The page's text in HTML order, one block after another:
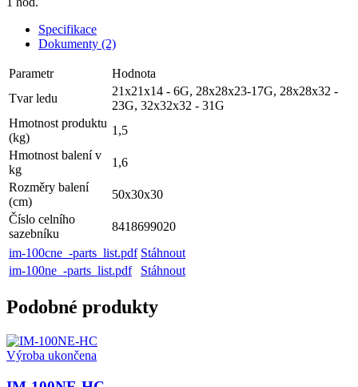
Specifikace
Dokumenty (2)
Parametr
Hodnota
Tvar ledu
21x21x14 - 6G, 28x28x23-17G, 28x28x32 -
23G, 32x32x32 - 31G
Hmotnost produktu
(kg)
1,5
Hmotnost balení v
kg
1,6
Rozměry balení
(cm)
50x30x30
Číslo celního
sazebníku
8418699020
im-100cne_-parts_list.pdf Stáhnout
im-100ne_-parts_list.pdf
Stáhnout
Podobné produkty
Výroba ukončena